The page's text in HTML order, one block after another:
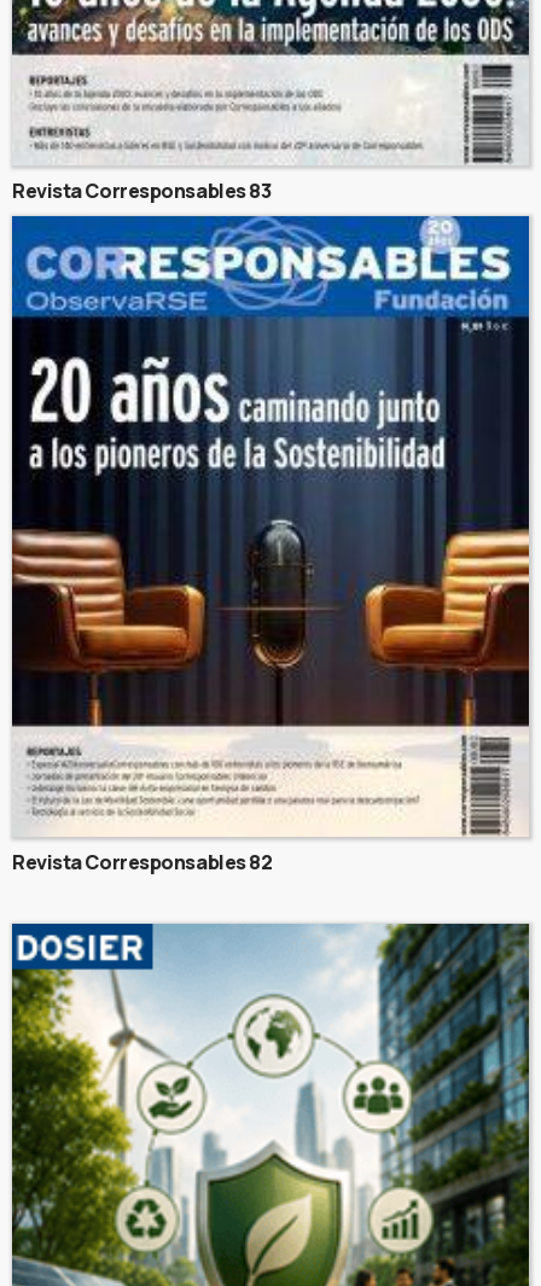
Revista Corresponsables 83
Revista Corresponsables 82